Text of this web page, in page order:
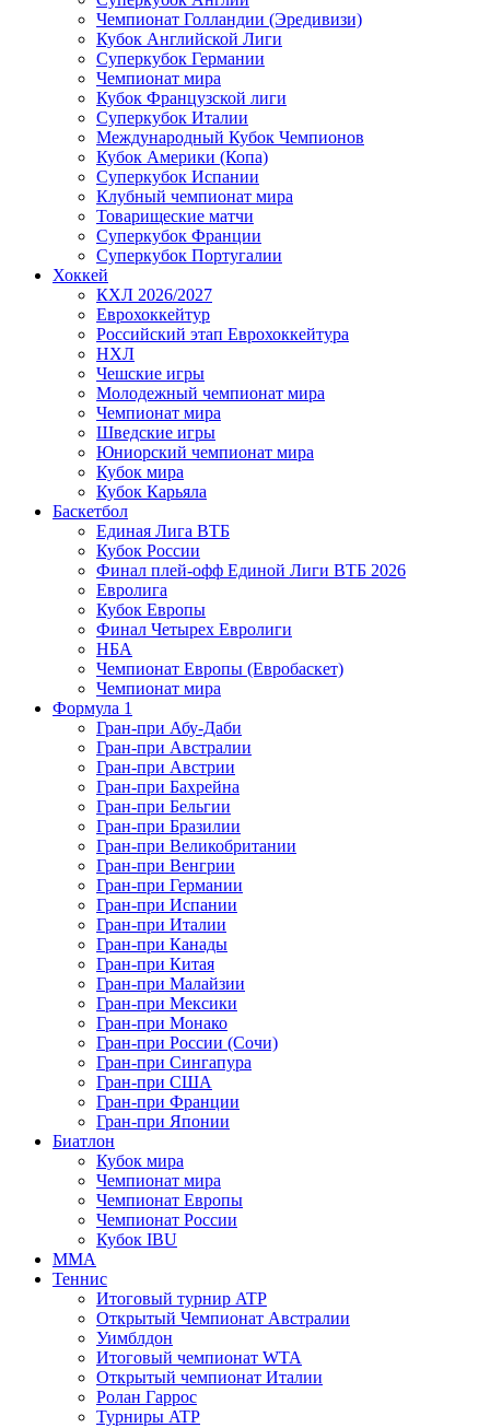
Чемпионат Голландии (Эредивизи)
Кубок Английской Лиги
Суперкубок Германии
Чемпионат мира
Кубок Французской лиги
Суперкубок Италии
Международный Кубок Чемпионов
Кубок Америки (Копа)
Суперкубок Испании
Клубный чемпионат мира
Товарищеские матчи
Суперкубок Франции
Суперкубок Португалии
Хоккей
КХЛ 2026/2027
Еврохоккейтур
Российский этап Еврохоккейтура
НХЛ
Чешские игры
Молодежный чемпионат мира
Чемпионат мира
Шведские игры
Юниорский чемпионат мира
Кубок мира
Кубок Карьяла
Баскетбол
Единая Лига ВТБ
Кубок России
Финал плей-офф Единой Лиги ВТБ 2026
Евролига
Кубок Европы
Финал Четырех Евролиги
НБА
Чемпионат Европы (Евробаскет)
Чемпионат мира
Формула 1
Гран-при Абу-Даби
Гран-при Австралии
Гран-при Австрии
Гран-при Бахрейна
Гран-при Бельгии
Гран-при Бразилии
Гран-при Великобритании
Гран-при Венгрии
Гран-при Германии
Гран-при Испании
Гран-при Италии
Гран-при Канады
Гран-при Китая
Гран-при Малайзии
Гран-при Мексики
Гран-при Монако
Гран-при России (Сочи)
Гран-при Сингапура
Гран-при США
Гран-при Франции
Гран-при Японии
Биатлон
Кубок мира
Чемпионат мира
Чемпионат Европы
Чемпионат России
Кубок IBU
MMA
Теннис
Итоговый турнир ATP
Открытый Чемпионат Австралии
Уимблдон
Итоговый чемпионат WTA
Открытый чемпионат Италии
Ролан Гаррос
Турниры ATP